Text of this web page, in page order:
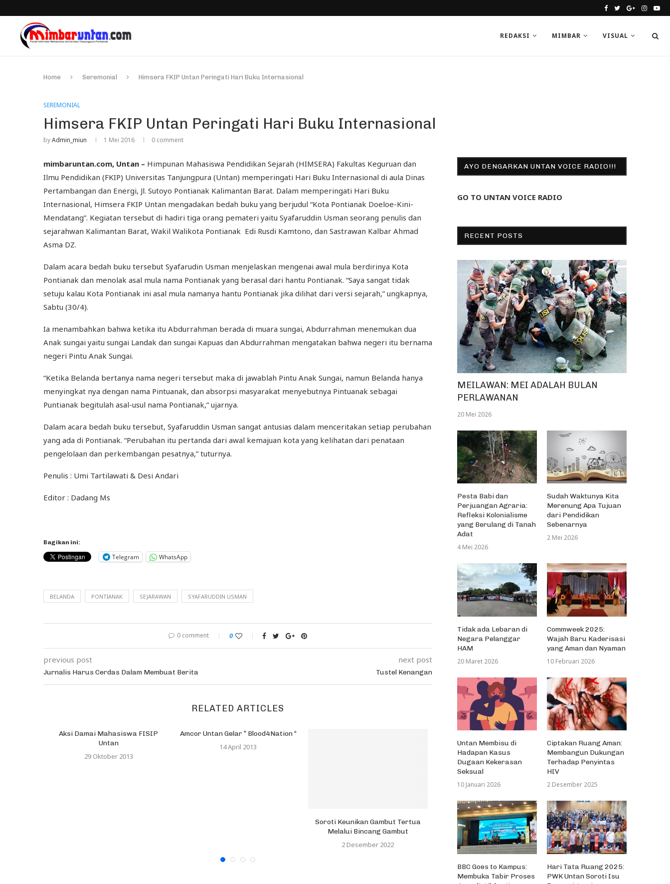
REDAKSI MIMBAR VISUAL
Home Seremonial Himsera FKIP Untan Peringati Hari Buku Internasional
SEREMONIAL
Himsera FKIP Untan Peringati Hari Buku Internasional
byAdmin_miun 1 Mei 2016 0 comment
mimbaruntan.com, Untan – Himpunan Mahasiswa Pendidikan Sejarah (HIMSERA) Fakultas Keguruan dan
Ilmu Pendidikan (FKIP) Universitas Tanjungpura (Untan) memperingati Hari Buku Internasional di aula Dinas
Pertambangan dan Energi, Jl. Sutoyo Pontianak Kalimantan Barat. Dalam memperingati Hari Buku
Internasional, Himsera FKIP Untan mengadakan bedah buku yang berjudul “Kota Pontianak Doeloe-Kini-
Mendatang”. Kegiatan tersebut di hadiri tiga orang pemateri yaitu Syafaruddin Usman seorang penulis dan
sejarahwan Kalimantan Barat, Wakil Walikota Pontianak Edi Rusdi Kamtono, dan Sastrawan Kalbar Ahmad
Asma DZ.
Dalam acara bedah buku tersebut Syafarudin Usman menjelaskan mengenai awal mula berdirinya Kota
Pontianak dan menolak asal mula nama Pontianak yang berasal dari hantu Pontianak. “Saya sangat tidak
setuju kalau Kota Pontianak ini asal mula namanya hantu Pontianak jika dilihat dari versi sejarah,” ungkapnya,
Sabtu (30/4).
Ia menambahkan bahwa ketika itu Abdurrahman berada di muara sungai, Abdurrahman menemukan dua
Anak sungai yaitu sungai Landak dan sungai Kapuas dan Abdurrahman mengatakan bahwa negeri itu bernama
negeri Pintu Anak Sungai.
“Ketika Belanda bertanya nama negeri tersebut maka di jawablah Pintu Anak Sungai, namun Belanda hanya
menyingkat nya dengan nama Pintuanak, dan absorpsi masyarakat menyebutnya Pintuanak sebagai
Puntianak begitulah asal-usul nama Pontianak,” ujarnya.
Dalam acara bedah buku tersebut, Syafaruddin Usman sangat antusias dalam menceritakan setiap perubahan
yang ada di Pontianak. “Perubahan itu pertanda dari awal kemajuan kota yang kelihatan dari penataan
pengelolaan dan perkembangan pesatnya,” tuturnya.
Penulis : Umi Tartilawati & Desi Andari
Editor : Dadang Ms
Bagikan ini:
Telegram WhatsApp
BELANDA PONTIANAK SEJARAWAN SYAFARUDDIN USMAN
0 comment 0
previous post
Jurnalis Harus Cerdas Dalam Membuat Berita
next post
Tustel Kenangan
RELATED ARTICLES
Aksi Damai Mahasiswa FISIP
Untan
29 Oktober 2013
Amcor Untan Gelar ” Blood4Nation “
14 April 2013
Soroti Keunikan Gambut Tertua
Melalui Bincang Gambut
2 Desember 2022
Fisip Untan Gelar...
2 Desember 2016
SEKA Muhammadiyah
Pengkaderan untuk
Kerukunan...
23 Juli 2023
AYO DENGARKAN UNTAN VOICE RADIO!!!
GO TO UNTAN VOICE RADIO
RECENT POSTS
MEILAWAN: MEI ADALAH BULAN
PERLAWANAN
20 Mei 2026
Pesta Babi dan
Perjuangan Agraria:
Refleksi Kolonialisme
yang Berulang di Tanah
Adat
4 Mei 2026
Sudah Waktunya Kita
Merenung Apa Tujuan
dari Pendidikan
Sebenarnya
2 Mei 2026
Tidak ada Lebaran di
Negara Pelanggar
HAM
20 Maret 2026
Commweek 2025:
Wajah Baru Kaderisasi
yang Aman dan Nyaman
10 Februari 2026
Untan Membisu di
Hadapan Kasus
Dugaan Kekerasan
Seksual
10 Januari 2026
Ciptakan Ruang Aman:
Membangun Dukungan
Terhadap Penyintas
HIV
2 Desember 2025
BBC Goes to Kampus:
Membuka Tabir Proses
Hari Tata Ruang 2025:
PWK Untan Soroti Isu